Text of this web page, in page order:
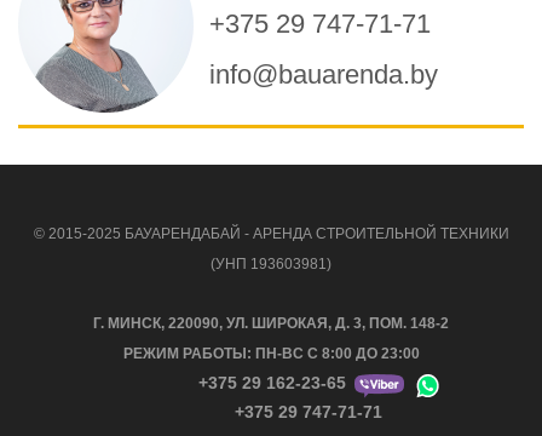
+375 29 747-71-71
info@bauarenda.by
© 2015-2025 БАУАРЕНДАБАЙ - АРЕНДА СТРОИТЕЛЬНОЙ ТЕХНИКИ
(УНП 193603981)
Г. МИНСК, 220090, УЛ. ШИРОКАЯ, Д. 3, ПОМ. 148-2
РЕЖИМ РАБОТЫ: ПН-ВС С 8:00 ДО 23:00
+375 29 162-23-65
+375 29 747-71-71